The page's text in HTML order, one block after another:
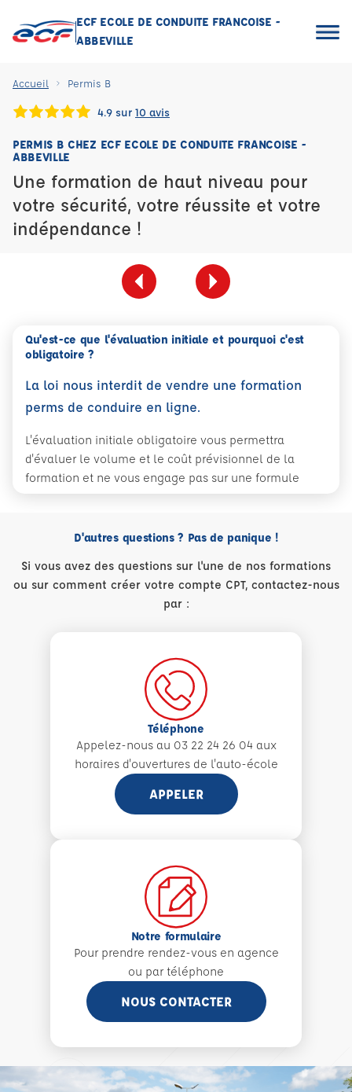
ECF ECOLE DE CONDUITE FRANCOISE -
ABBEVILLE
Accueil Permis B
4.9 sur 10 avis
PERMIS B CHEZ ECF ECOLE DE CONDUITE FRANCOISE -
ABBEVILLE
Une formation de haut niveau pour
votre sécurité, votre réussite et votre
indépendance !
Qu'est-ce que l'évaluation initiale et pourquoi c'est
obligatoire ?
La loi nous interdit de vendre une formation
perms de conduire en ligne.
L'évaluation initiale obligatoire vous permettra
d'évaluer le volume et le coût prévisionnel de la
formation et ne vous engage pas sur une formule
D'autres questions ? Pas de panique !
Si vous avez des questions sur l'une de nos formations
ou sur comment créer votre compte CPT, contactez-nous
par :
Téléphone
Appelez-nous au 03 22 24 26 04 aux
horaires d'ouvertures de l'auto-école
APPELER
Notre formulaire
Pour prendre rendez-vous en agence
ou par téléphone
NOUS CONTACTER